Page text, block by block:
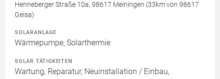
Henneberger Straße 10a, 98617 Meiningen (33km von 98617
Geisa)
SOLARANLAGE
Wärmepumpe, Solarthermie
SOLAR TÄTIGKEITEN
Wartung, Reparatur, Neuinstallation / Einbau,